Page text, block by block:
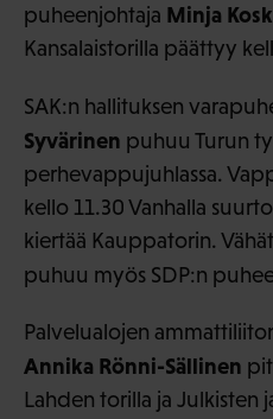
puheenjohtaja Minja
Kansalaistorilla päättyy
SAK:n hallituksen
Syvärinen puhuu Turun
perhevappujuhlassa.
kello 11.30 Vanhalla
kiertää Kauppatorin.
puhuu myös SDP:n
Palvelualojen
Annika Rönni-Sällinen
Lahden torilla ja